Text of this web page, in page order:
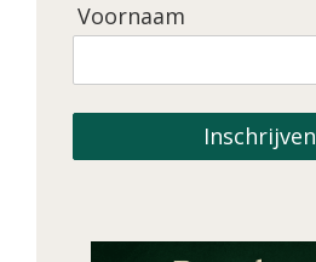
Voornaam
Inschrijven